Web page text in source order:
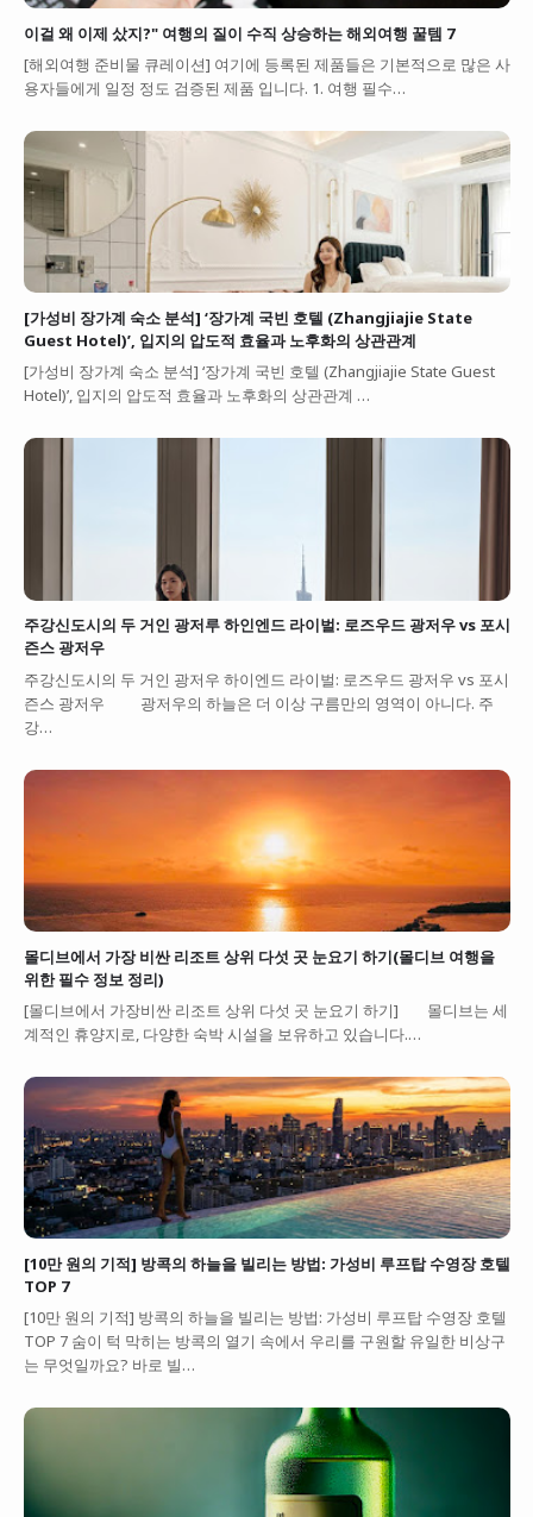
이걸 왜 이제 샀지?" 여행의 질이 수직 상승하는 해외여행 꿀템 7
[해외여행 준비물 큐레이션] 여기에 등록된 제품들은 기본적으로 많은 사
용자들에게 일정 정도 검증된 제품 입니다. 1. 여행 필수…
[가성비 장가계 숙소 분석] ‘장가계 국빈 호텔 (Zhangjiajie State
Guest Hotel)’, 입지의 압도적 효율과 노후화의 상관관계
[가성비 장가계 숙소 분석] ‘장가계 국빈 호텔 (Zhangjiajie State Guest
Hotel)’, 입지의 압도적 효율과 노후화의 상관관계 …
주강신도시의 두 거인 광저루 하인엔드 라이벌: 로즈우드 광저우 vs 포시
즌스 광저우
주강신도시의 두 거인 광저우 하이엔드 라이벌: 로즈우드 광저우 vs 포시
즌스 광저우 광저우의 하늘은 더 이상 구름만의 영역이 아니다. 주
강…
몰디브에서 가장 비싼 리조트 상위 다섯 곳 눈요기 하기(몰디브 여행을
위한 필수 정보 정리)
[몰디브에서 가장비싼 리조트 상위 다섯 곳 눈요기 하기] 몰디브는 세
계적인 휴양지로, 다양한 숙박 시설을 보유하고 있습니다.…
[10만 원의 기적] 방콕의 하늘을 빌리는 방법: 가성비 루프탑 수영장 호텔
TOP 7
[10만 원의 기적] 방콕의 하늘을 빌리는 방법: 가성비 루프탑 수영장 호텔
TOP 7 숨이 턱 막히는 방콕의 열기 속에서 우리를 구원할 유일한 비상구
는 무엇일까요? 바로 빌…